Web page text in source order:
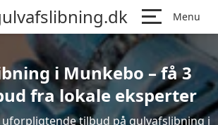
Menu
i Munkebo – få 3
fra lokale eksperter
uforpligtende tilbud på gulvafslibning i